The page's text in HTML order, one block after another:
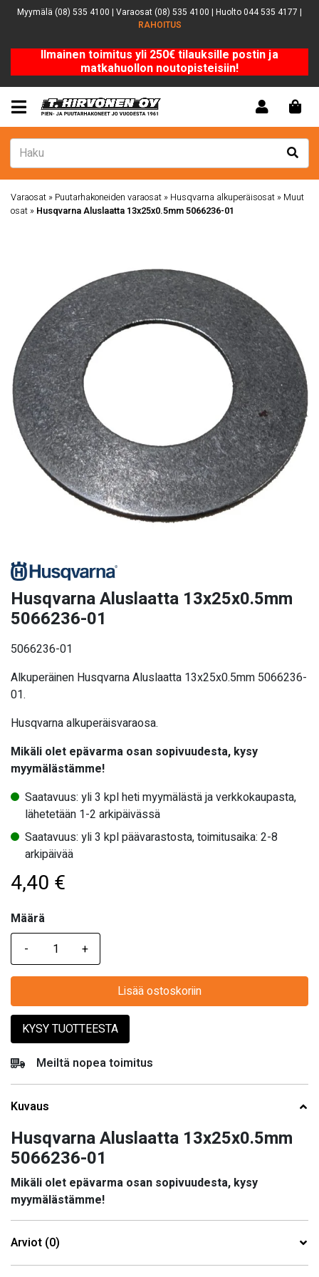
Myymälä (08) 535 4100 | Varaosat (08) 535 4100 | Huolto 044 535 4177 |
RAHOITUS
Ilmainen toimitus yli 250€ tilauksille postin ja
matkahuollon noutopisteisiin!
Varaosat » Puutarhakoneiden varaosat » Husqvarna alkuperäisosat » Muut
osat » Husqvarna Aluslaatta 13x25x0.5mm 5066236-01
Husqvarna Aluslaatta 13x25x0.5mm
5066236-01
5066236-01
Alkuperäinen Husqvarna Aluslaatta 13x25x0.5mm 5066236-
01.
Husqvarna alkuperäisvaraosa.
Mikäli olet epävarma osan sopivuudesta, kysy
myymälästämme!
Saatavuus: yli 3 kpl heti myymälästä ja verkkokaupasta,
lähetetään 1-2 arkipäivässä
Saatavuus: yli 3 kpl päävarastosta, toimitusaika: 2-8
arkipäivää
4,40 €
Määrä
Määrä
Lisää ostoskoriin
KYSY TUOTTEESTA
Meiltä nopea toimitus
Kuvaus
Husqvarna Aluslaatta 13x25x0.5mm
5066236-01
Mikäli olet epävarma osan sopivuudesta, kysy
myymälästämme!
Arviot (0)